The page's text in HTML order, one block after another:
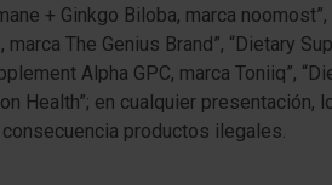
+ Ginkgo Biloba, marca
The Genius Brand”, “Dietary
Alpha GPC, marca Toniiq”,
Health”; en cualquier
productos ilegales.